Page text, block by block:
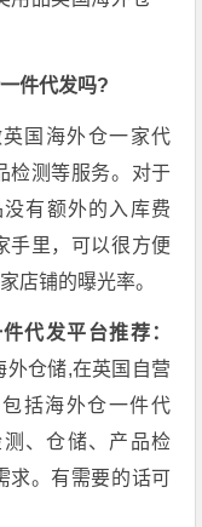
件代发吗?
国海外仓一家代
检测等服务。对于
有额外的入库费
手里，可以很方便
店铺的曝光率。
代发平台推荐：
外仓储,在英国自营
括海外仓一件代
、仓储、产品检
求。有需要的话可